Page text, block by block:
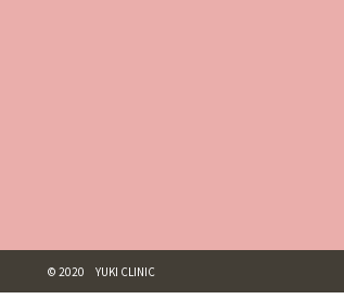
© 2020 YUKI CLINIC